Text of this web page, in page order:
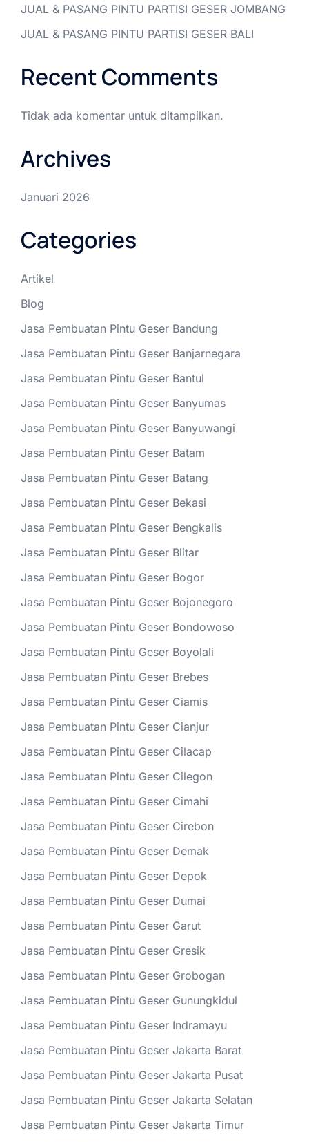
JUAL & PASANG PINTU PARTISI GESER JOMBANG
JUAL & PASANG PINTU PARTISI GESER BALI
Recent Comments
Tidak ada komentar untuk ditampilkan.
Archives
Januari 2026
Categories
Artikel
Blog
Jasa Pembuatan Pintu Geser Bandung
Jasa Pembuatan Pintu Geser Banjarnegara
Jasa Pembuatan Pintu Geser Bantul
Jasa Pembuatan Pintu Geser Banyumas
Jasa Pembuatan Pintu Geser Banyuwangi
Jasa Pembuatan Pintu Geser Batam
Jasa Pembuatan Pintu Geser Batang
Jasa Pembuatan Pintu Geser Bekasi
Jasa Pembuatan Pintu Geser Bengkalis
Jasa Pembuatan Pintu Geser Blitar
Jasa Pembuatan Pintu Geser Bogor
Jasa Pembuatan Pintu Geser Bojonegoro
Jasa Pembuatan Pintu Geser Bondowoso
Jasa Pembuatan Pintu Geser Boyolali
Jasa Pembuatan Pintu Geser Brebes
Jasa Pembuatan Pintu Geser Ciamis
Jasa Pembuatan Pintu Geser Cianjur
Jasa Pembuatan Pintu Geser Cilacap
Jasa Pembuatan Pintu Geser Cilegon
Jasa Pembuatan Pintu Geser Cimahi
Jasa Pembuatan Pintu Geser Cirebon
Jasa Pembuatan Pintu Geser Demak
Jasa Pembuatan Pintu Geser Depok
Jasa Pembuatan Pintu Geser Dumai
Jasa Pembuatan Pintu Geser Garut
Jasa Pembuatan Pintu Geser Gresik
Jasa Pembuatan Pintu Geser Grobogan
Jasa Pembuatan Pintu Geser Gunungkidul
Jasa Pembuatan Pintu Geser Indramayu
Jasa Pembuatan Pintu Geser Jakarta Barat
Jasa Pembuatan Pintu Geser Jakarta Pusat
Jasa Pembuatan Pintu Geser Jakarta Selatan
Jasa Pembuatan Pintu Geser Jakarta Timur